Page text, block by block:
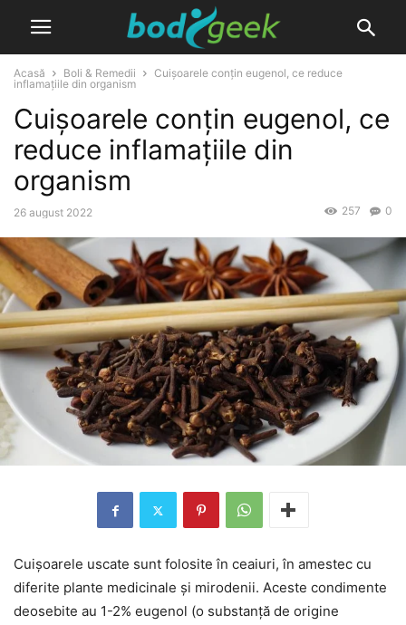
Acasă Boli & Remedii
Cuișoarele conțin eugenol, ce reduce
inflamațiile din organism
Cuișoarele conțin eugenol, ce
reduce inflamațiile din
organism
26 august 2022 0
257
Cuișoarele uscate sunt folosite în ceaiuri, în amestec cu
diferite plante medicinale și mirodenii. Aceste condimente
deosebite au 1-2% eugenol (o substanță de origine